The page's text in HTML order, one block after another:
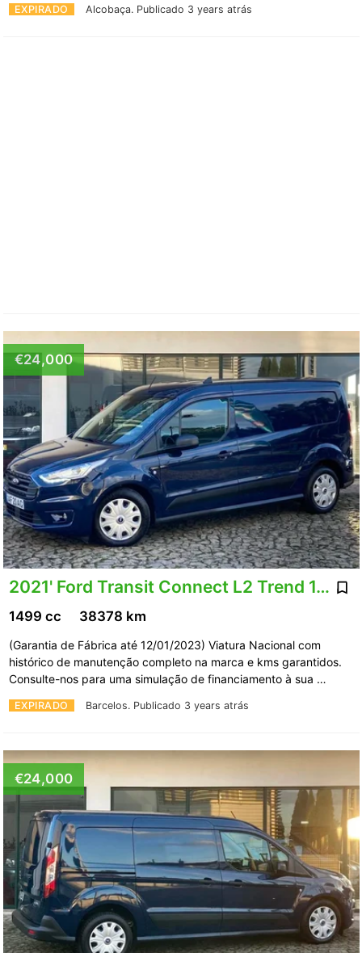
EXPIRADO Alcobaça. Publicado 3 years atrás
€24,000
2021' Ford Transit Connect L2 Trend 1.5 T
EXPIRADO Barcelos. Publicado 3 years atrás
1499 cc 38378 km
(Garantia de Fábrica até 12/01/2023) Viatura Nacional com
histórico de manutenção completo na marca e kms garantidos.
Consulte-nos para uma simulação de financiamento à sua …
€24,000